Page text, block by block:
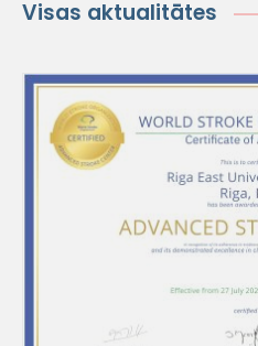
Visas aktualitātes